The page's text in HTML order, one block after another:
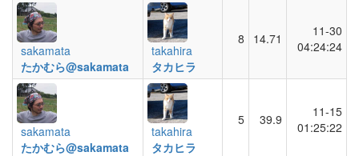
sakamata
たかむら@sakamata
takahira
タカヒラ
8 14.71
11-30
04:24:24
sakamata
たかむら@sakamata
takahira
タカヒラ
5 39.9
11-15
01:25:22